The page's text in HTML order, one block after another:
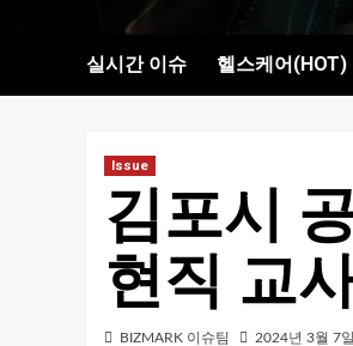
실시간 이슈 헬스케어(HOT)
Issue
김포시
현직 교
BIZMARK 이슈팀 2024년 3월 7일